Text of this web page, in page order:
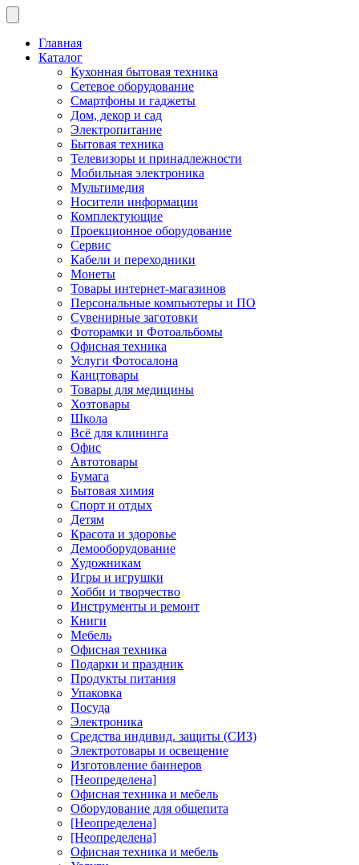
Главная
Каталог
Кухонная бытовая техника
Сетевое оборудование
Смартфоны и гаджеты
Дом, декор и сад
Электропитание
Бытовая техника
Телевизоры и принадлежности
Мобильная электроника
Мультимедия
Носители информации
Комплектующие
Проекционное оборудование
Сервис
Кабели и переходники
Монеты
Товары интернет-магазинов
Персональные компьютеры и ПО
Сувенирные заготовки
Фоторамки и Фотоальбомы
Офисная техника
Услуги Фотосалона
Канцтовары
Товары для медицины
Хозтовары
Школа
Всё для клининга
Офис
Автотовары
Бумага
Бытовая химия
Спорт и отдых
Детям
Красота и здоровье
Демооборудование
Художникам
Игры и игрушки
Хобби и творчество
Инструменты и ремонт
Книги
Мебель
Офисная техника
Подарки и праздник
Продукты питания
Упаковка
Посуда
Электроника
Средства индивид. защиты (СИЗ)
Электротовары и освещение
Изготовление баннеров
[Неопределена]
Офисная техника и мебель
Оборудование для общепита
[Неопределена]
[Неопределена]
Офисная техника и мебель